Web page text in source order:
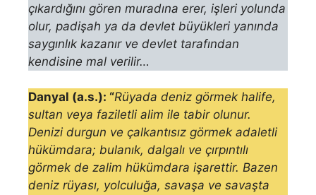
çı­kardığını gören muradına erer, işleri yolunda
olur, padişah ya da devlet büyükleri yanında
saygınlık kazanır ve devlet tarafından
kendisine mal ve­rilir…
Danyal (a.s.): “Rüyada deniz görmek halife,
sultan veya faziletli alim ile tabir olunur.
Denizi durgun ve çalkantısız görmek adaletli
hükümdara; bulanık, dal­galı ve çırpıntılı
görmek de zalim hükümdara işarettir. Bazen
deniz rüyası, yolculuğa, savaşa ve savaşta